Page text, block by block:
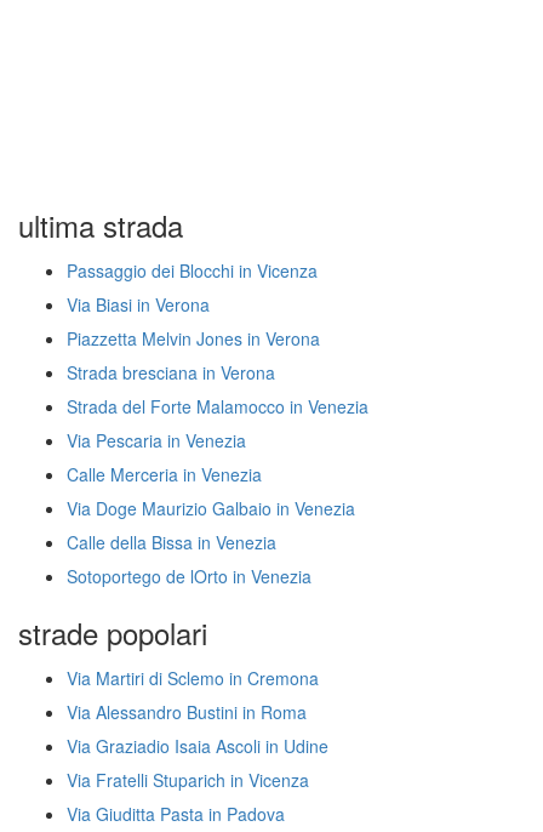
ultima strada
Passaggio dei Blocchi in Vicenza
Via Biasi in Verona
Piazzetta Melvin Jones in Verona
Strada bresciana in Verona
Strada del Forte Malamocco in Venezia
Via Pescaria in Venezia
Calle Merceria in Venezia
Via Doge Maurizio Galbaio in Venezia
Calle della Bissa in Venezia
Sotoportego de lOrto in Venezia
strade popolari
Via Martiri di Sclemo in Cremona
Via Alessandro Bustini in Roma
Via Graziadio Isaia Ascoli in Udine
Via Fratelli Stuparich in Vicenza
Via Giuditta Pasta in Padova